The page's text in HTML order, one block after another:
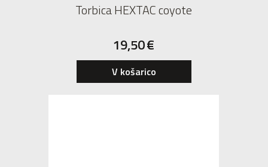
Torbica HEXTAC coyote
19,50€
V košarico